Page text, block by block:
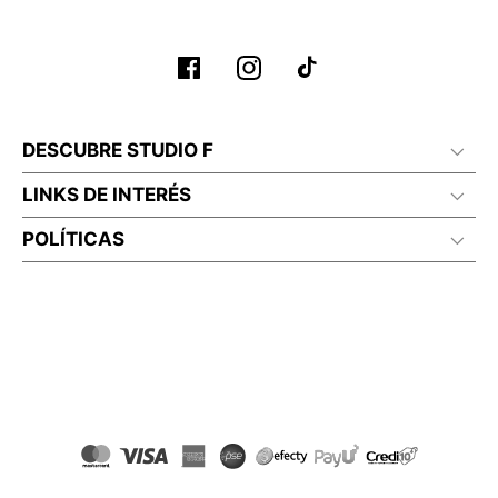
DESCUBRE STUDIO F
LINKS DE INTERÉS
POLÍTICAS